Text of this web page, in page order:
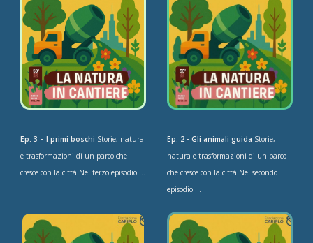
Ep. 3 – I primi boschi Storie, natura
e trasformazioni di un parco che
cresce con la città.Nel terzo episodio ...
Ep. 2 - Gli animali guida Storie,
natura e trasformazioni di un parco
che cresce con la città.Nel secondo
episodio ...